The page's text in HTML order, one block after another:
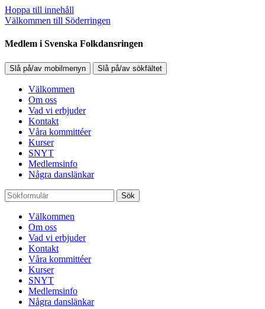
Hoppa till innehåll
Välkommen till Söderringen
Medlem i Svenska Folkdansringen
Slå på/av mobilmenyn Slå på/av sökfältet
Välkommen
Om oss
Vad vi erbjuder
Kontakt
Våra kommittéer
Kurser
SNYT
Medlemsinfo
Några danslänkar
Sök
Välkommen
Om oss
Vad vi erbjuder
Kontakt
Våra kommittéer
Kurser
SNYT
Medlemsinfo
Några danslänkar